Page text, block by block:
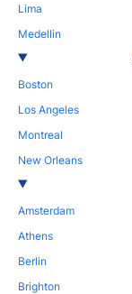
Lima
Medellin
Boston
Los Angeles
Montreal
New Orleans
Amsterdam
Athens
Berlin
Brighton